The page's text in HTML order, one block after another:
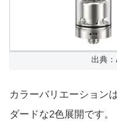
出典
カラーバリエーション
ダードな2色展開です。